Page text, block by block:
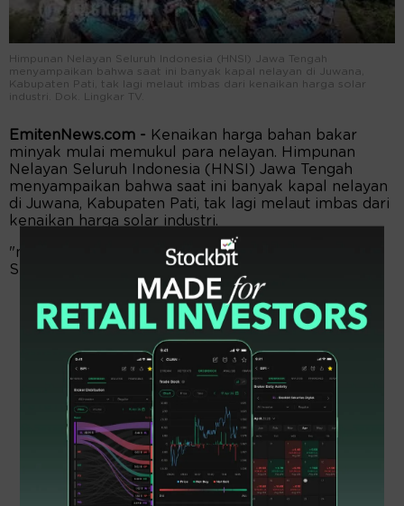
Himpunan Nelayan Seluruh Indonesia (HNSI) Jawa Tengah
menyampaikan bahwa saat ini banyak kapal nelayan di Juwana,
Kabupaten Pati, tak lagi melaut imbas dari kenaikan harga solar
industri. Dok. Lingkar TV.
EmitenNews.com - Kenaikan harga bahan bakar
minyak mulai memukul para nelayan. Himpunan
Nelayan Seluruh Indonesia (HNSI) Jawa Tengah
menyampaikan bahwa saat ini banyak kapal nelayan
di Juwana, Kabupaten Pati, tak lagi melaut imbas dari
kenaikan harga solar industri.
"ndustri," kata Ketua HNSI Jateng Riswanto, di
Semarang, Jumat (8/5/2026).